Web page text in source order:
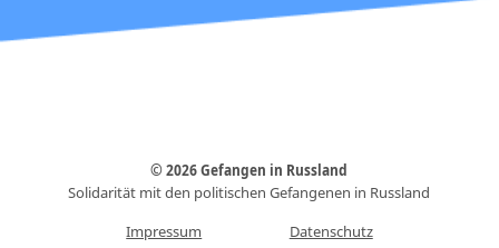
© 2026 Gefangen in Russland
Solidarität mit den politischen Gefangenen in Russland
Impressum
Datenschutz